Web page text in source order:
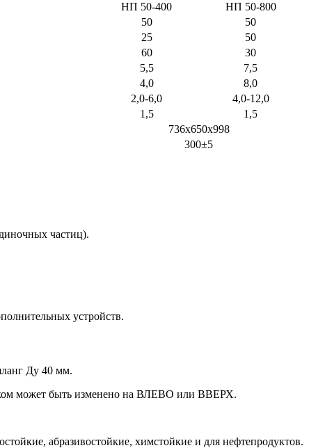
НП 50-400
НП 50-800
50
50
25
50
60
30
5,5
7,5
4,0
8,0
2,0-6,0
4,0-12,0
1,5
1,5
736х650х998
300±5
частиц).
устройств.
Ду 40 мм.
может быть изменено на ВЛЕВО или ВВЕРХ.
абразивостойкие, химстойкие и для нефтепродуктов.